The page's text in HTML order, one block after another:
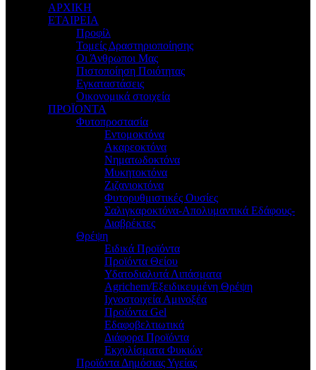
ΑΡΧΙΚΗ
ΕΤΑΙΡΕΙΑ
Προφίλ
Τομείς Δραστηριοποίησης
Οι Άνθρωποι Μας
Πιστοποίηση Ποιότητας
Εγκαταστάσεις
Οικονομικά στοιχεία
ΠΡΟΪΟΝΤΑ
Φυτοπροστασία
Εντομοκτόνα
Ακαρεοκτόνα
Νηματωδοκτόνα
Μυκητοκτόνα
Ζιζανιοκτόνα
Φυτορυθμιστικές Ουσίες
Σαλιγκαροκτόνα-Απολυμαντικά Εδάφους-
Διαβρέκτες
Θρέψη
Ειδικά Προϊόντα
Προϊόντα Θείου
Υδατοδιαλυτά Λιπάσματα
Agrichem/Εξειδικευμένη Θρέψη
Ιχνοστοιχεία Αμινοξέα
Προϊόντα Gel
Εδαφοβελτιωτικά
Διάφορα Προϊόντα
Εκχυλίσματα Φυκιών
Προϊόντα Δημόσιας Υγείας